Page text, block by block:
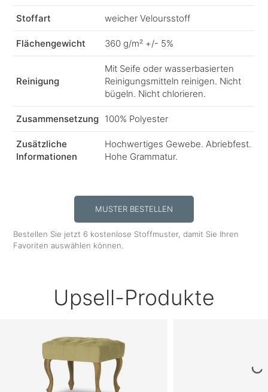
Stoffart weicher Veloursstoff
Flächengewicht 360 g/m² +/- 5%
Reinigung
Mit Seife oder wasserbasierten
Reinigungsmitteln reinigen. Nicht
bügeln. Nicht chlorieren.
Zusammensetzung 100% Polyester
Zusätzliche
Informationen
Hochwertiges Gewebe. Abriebfest.
Hohe Grammatur.
MUSTER BESTELLEN
Bestellen Sie jetzt 6 kostenlose Stoffmuster, damit Sie Ihren
Favoriten auswählen können.
Upsell-Produkte